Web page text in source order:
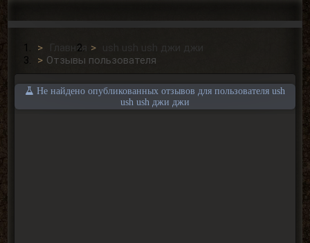
Главная
ush ush ush джи джи
Отзывы пользователя
Не найдено опубликованных отзывов для пользователя ush
ush ush джи джи